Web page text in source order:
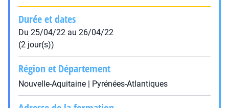
Durée et dates
Du 25/04/22 au 26/04/22
(2 jour(s))
Région et Département
Nouvelle-Aquitaine | Pyrénées-Atlantiques